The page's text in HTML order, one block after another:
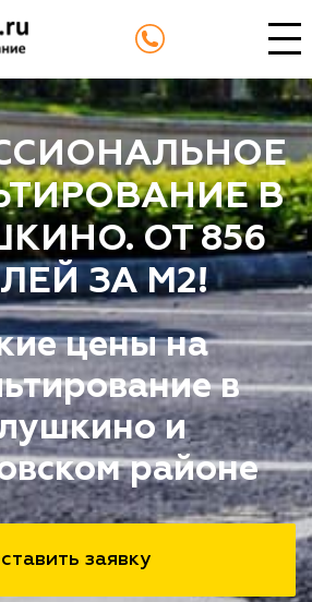
В
ОТ 856
ЗА М2!
цены на
в
и
районе
заявку